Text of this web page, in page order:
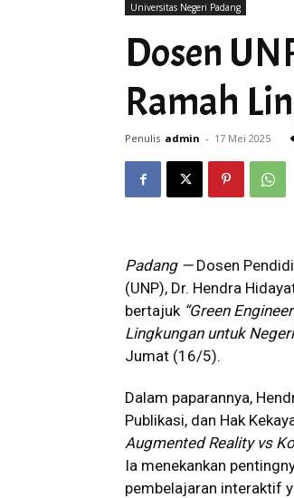
Universitas Negeri Padang
Dosen
Ramah
Penulis admin - 17 Mei 2025
Padang —Dosen
(UNP), Dr. Hendra
bertajuk “Green
Lingkungan untuk
Jumat (16/5).
Dalam paparannya,
Publikasi, dan Hak
Augmented Reality vs
Ia menekankan
pembelajaran interaktif